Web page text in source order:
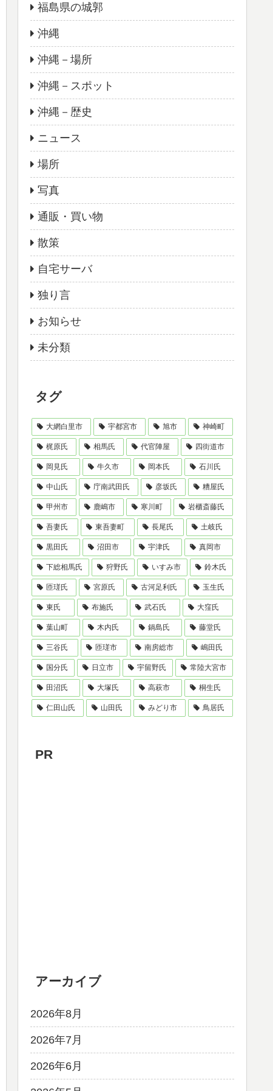
福島県の城郭
沖縄
沖縄－場所
沖縄－スポット
沖縄－歴史
ニュース
場所
写真
通販・買い物
散策
自宅サーバ
独り言
お知らせ
未分類
タグ
大網白里市 宇都宮市 旭市 神崎町
梶原氏 相馬氏 代官陣屋 四街道市
岡見氏 牛久市 岡本氏 石川氏
中山氏 庁南武田氏 彦坂氏 糟屋氏
甲州市 鹿嶋市 寒川町 岩櫃斎藤氏
吾妻氏 東吾妻町 長尾氏 土岐氏
黒田氏 沼田市 宇津氏 真岡市
下総相馬氏 狩野氏 いすみ市 鈴木氏
匝瑳氏 宮原氏 古河足利氏 玉生氏
東氏 布施氏 武石氏 大窪氏
葉山町 木内氏 鍋島氏 藤堂氏
三谷氏 匝瑳市 南房総市 嶋田氏
国分氏 日立市 宇留野氏 常陸大宮市
田沼氏 大塚氏 高萩市 桐生氏
仁田山氏 山田氏 みどり市 鳥居氏
PR
アーカイブ
2026年8月
2026年7月
2026年6月